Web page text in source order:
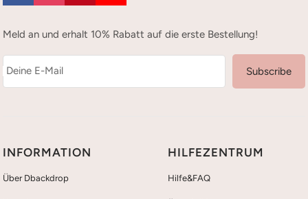
Meld an und erhalt 10% Rabatt auf die erste Bestellung!
Deine E-Mail Subscribe
INFORMATION
Über Dbackdrop
HILFEZENTRUM
Hilfe&FAQ